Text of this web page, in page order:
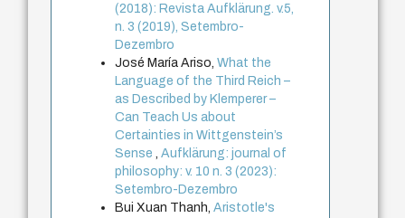
(2018): Revista Aufklärung. v.5,
n. 3 (2019), Setembro-
Dezembro
José María Ariso,What the
Language of the Third Reich –
as Described by Klemperer –
Can Teach Us about
Certainties in Wittgenstein’s
Sense,Aufklärung: journal of
philosophy: v. 10 n. 3 (2023):
Setembro-Dezembro
Bui Xuan Thanh,Aristotle's